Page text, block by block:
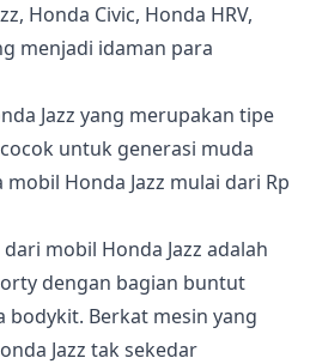
Honda Civic, Honda HRV,
menjadi idaman para
Jazz yang merupakan tipe
untuk generasi muda
Honda Jazz mulai dari Rp
mobil Honda Jazz adalah
dengan bagian buntut
bodykit. Berkat mesin yang
Jazz tak sekedar